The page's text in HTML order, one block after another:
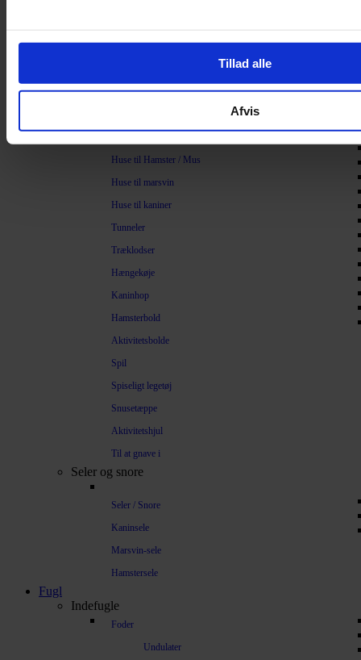
Tillad alle
Afvis
Træpiller
Sand
Huse til Hamster / Mus
Huse til marsvin
Huse til kaniner
Tunneler
Træklodser
Hængekøje
Kaninhop
Hamsterbold
Aktivitetsbolde
Spil
Spiseligt legetøj
Snusetæppe
Aktivitetshjul
Til at gnave i
Seler og snore
Seler / Snore
Kaninsele
Marsvin-sele
Hamstersele
Fugl
Indefugle
Foder
Undulater